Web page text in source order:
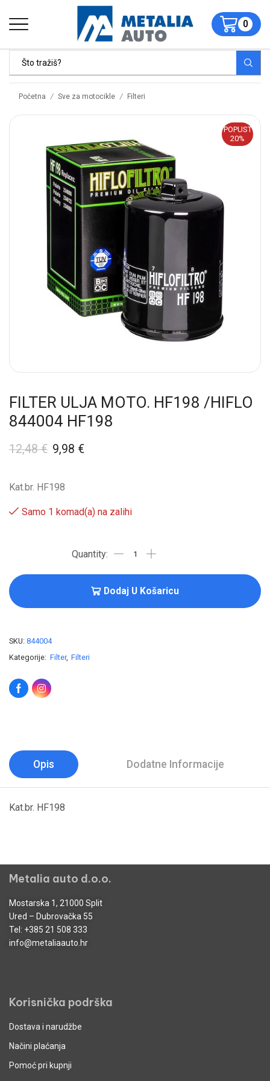
0
Početna / Sve za motocikle / Filteri
POPUST
20%
FILTER ULJA MOTO. HF198 /HIFLO
844004 HF198
12,48€ 9,98 €
Kat.br. HF198
Samo 1 komad(a) na zalihi
Dodaj U Košaricu
SKU: 844004
Kategorije: Filter, Filteri
Opis Dodatne Informacije
Kat.br. HF198
Metalia auto d.o.o.
Mostarska 1, 21000 Split
Ured – Dubrovačka 55
Tel: +385 21 508 333
info@metaliaauto.hr
Korisnička podrška
Dostava i narudžbe
Načini plaćanja
Pomoć pri kupnji